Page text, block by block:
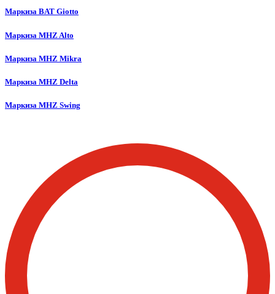
Маркиза BAT Giotto
Маркиза MHZ Alto
Маркиза MHZ Mikra
Маркиза MHZ Delta
Маркиза MHZ Swing